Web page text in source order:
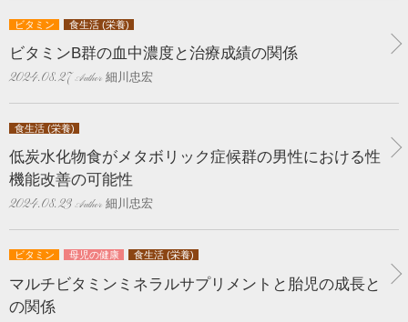
ビタミン 食生活 (栄養)
ビタミンB群の血中濃度と治療成績の関係
2024.08.27 細川忠宏
食生活 (栄養)
低炭水化物食がメタボリック症候群の男性における性
機能改善の可能性
2024.08.23 細川忠宏
ビタミン 母児の健康 食生活 (栄養)
マルチビタミンミネラルサプリメントと胎児の成長と
の関係